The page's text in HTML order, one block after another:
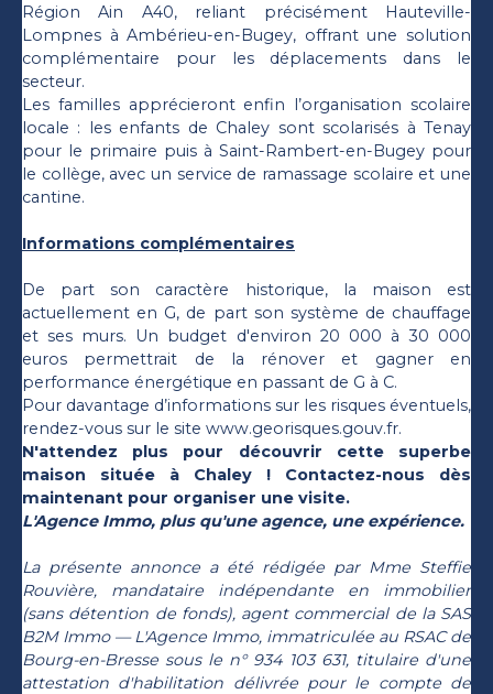
Région Ain A40, reliant précisément Hauteville-
Lompnes à Ambérieu-en-Bugey, offrant une solution
complémentaire pour les déplacements dans le
secteur.
Les familles apprécieront enfin l’organisation scolaire
locale : les enfants de Chaley sont scolarisés à Tenay
pour le primaire puis à Saint-Rambert-en-Bugey pour
le collège, avec un service de ramassage scolaire et une
cantine.
Informations complémentaires
De part son caractère historique, la maison est
actuellement en G, de part son système de chauffage
et ses murs. Un budget d'environ 20 000 à 30 000
euros permettrait de la rénover et gagner en
performance énergétique en passant de G à C.
Pour davantage d’informations sur les risques éventuels,
rendez-vous sur le site www.georisques.gouv.fr.
N'attendez plus pour découvrir cette superbe
maison située à Chaley ! Contactez-nous dès
maintenant pour organiser une visite.
L'Agence Immo, plus qu'une agence, une expérience.
La présente annonce a été rédigée par Mme Steffie
Rouvière, mandataire indépendante en immobilier
(sans détention de fonds), agent commercial de la SAS
B2M Immo — L'Agence Immo, immatriculée au RSAC de
Bourg-en-Bresse sous le n° 934 103 631, titulaire d'une
attestation d'habilitation délivrée pour le compte de